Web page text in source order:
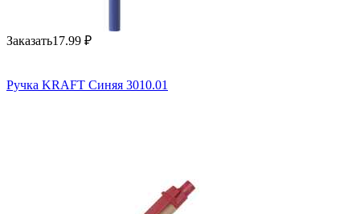
Заказать17.99 ₽
Ручка KRAFT Синяя 3010.01